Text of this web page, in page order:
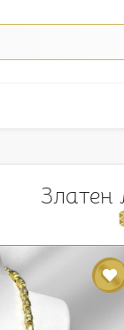
Златен